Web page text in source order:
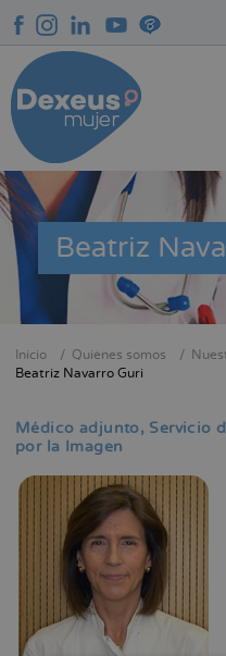
contenido
principal
Beatriz
Sobrescribir
de
ayuda
a
la
navegación
Inicio Quiénes somos
Beatriz Navarro Guri
Médico adjunto Servicio
por la Imagen